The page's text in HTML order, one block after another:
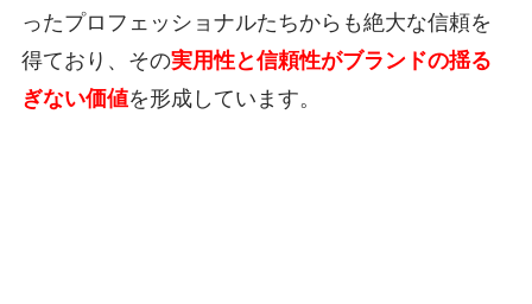
ったプロフェッショナルたちからも絶大な信頼を
得ており、その実用性と信頼性がブランドの揺る
ぎない価値を形成しています。